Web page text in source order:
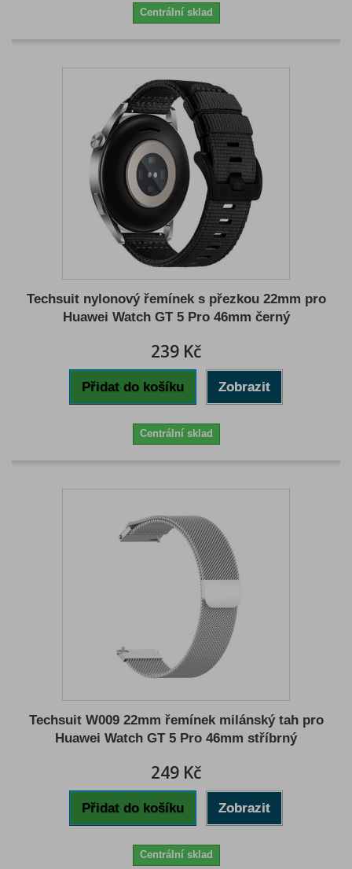
Centrální sklad
Techsuit nylonový řemínek s přezkou 22mm pro
Huawei Watch GT 5 Pro 46mm černý
239 Kč
Přidat do košíku Zobrazit
Centrální sklad
Techsuit W009 22mm řemínek milánský tah pro
Huawei Watch GT 5 Pro 46mm stříbrný
249 Kč
Přidat do košíku Zobrazit
Centrální sklad